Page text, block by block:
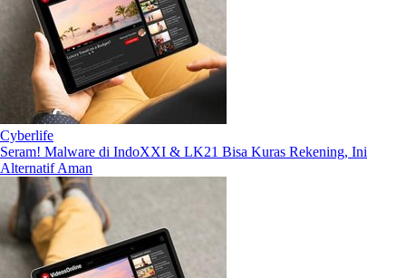
Cyberlife
Seram! Malware di IndoXXI & LK21 Bisa Kuras Rekening, Ini
Alternatif Aman